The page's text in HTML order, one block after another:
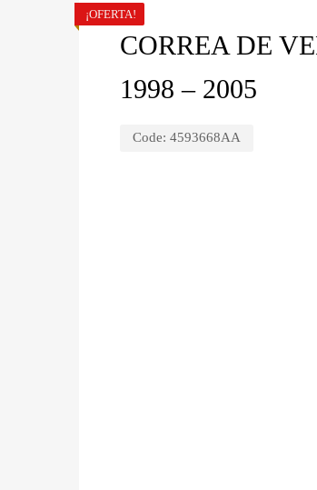
CORREA DE
1998 – 2005
Code: 4593668AA
¡OFERTA!